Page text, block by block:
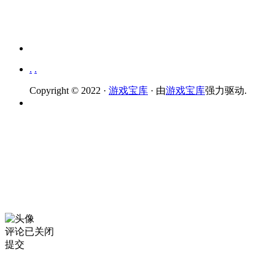
. .
Copyright © 2022 · 游戏宝库 · 由游戏宝库强力驱动.
评论已关闭
提交